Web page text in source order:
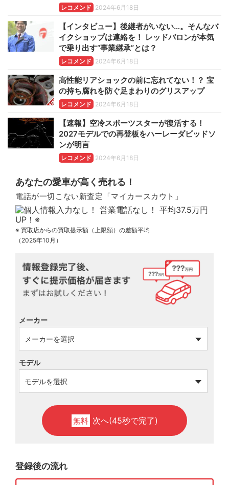
レコメンド 2024年6月18日
【インタビュー】後継者がいない…。そんなバ
イクショップは連絡を！ レッドバロンが本気
で乗り出す“事業継承”とは？
レコメンド 2024年6月18日
高性能リアショックの前に忘れてない！？ 宝
の持ち腐れを防ぐ足まわりのグリスアップ
レコメンド 2024年6月18日
【速報】空冷スポーツスターが復活する！
2027モデルでの再登板をハーレーダビッドソ
ンが明言
レコメンド 2024年6月18日
あなたの愛車が高く売れる！
電話が一切こない新査定「マイカースカウト」
※ 買取店からの買取提示額（上限額）の差額平均
（2025年10月）
メーカー
モデル
無料 次へ(45秒で完了)
登録後の流れ